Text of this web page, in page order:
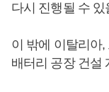
다시 진행될 수
이 밖에 이탈리아
배터리 공장 건설